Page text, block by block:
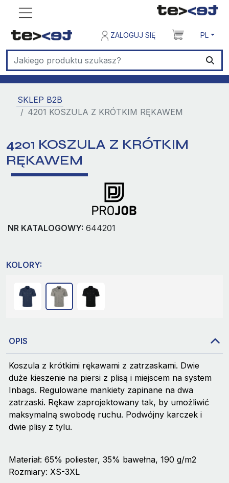
ZALOGUJ SIĘ PL
SKLEP B2B
4201 KOSZULA Z KRÓTKIM RĘKAWEM
4201 KOSZULA Z KRÓTKIM
RĘKAWEM
NR KATALOGOWY: 644201
KOLORY:
OPIS
Koszula z krótkimi rękawami z zatrzaskami. Dwie
duże kieszenie na piersi z plisą i miejscem na system
Inbags. Regulowane mankiety zapinane na dwa
zatrzaski. Rękaw zaprojektowany tak, by umożliwić
maksymalną swobodę ruchu. Podwójny karczek i
dwie plisy z tylu.
Materiał: 65% poliester, 35% bawełna, 190 g/m2
Rozmiary: XS-3XL